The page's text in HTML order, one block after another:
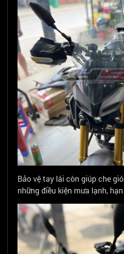
Bảo vệ tay lái còn giúp che
những điều kiện mưa lạnh,